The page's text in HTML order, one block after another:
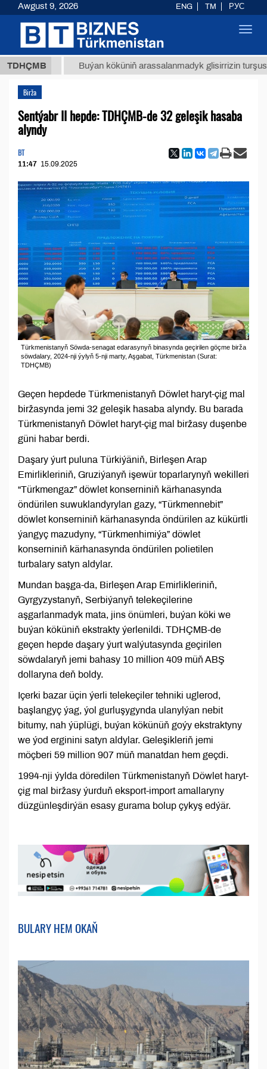
TDHÇMB Buýan köküniň arassalanmadyk glisirrizin turşusy (t.)
Birža
Sentýabr II hepde: TDHÇMB-de 32 geleşik hasaba
alyndy
BT
11:47 15.09.2025
Türkmenistanyň Söwda-senagat edarasynyň binasynda geçirilen göçme birža
söwdalary, 2024-nji ýylyň 5-nji marty, Aşgabat, Türkmenistan (Surat:
TDHÇMB)
Geçen hepdede Türkmenistanyň Döwlet haryt-çig mal
biržasynda jemi 32 geleşik hasaba alyndy. Bu barada
Türkmenistanyň Döwlet haryt-çig mal biržasy duşenbe
güni habar berdi.
Daşary ýurt puluna Türkiýäniň, Birleşen Arap
Emirlikleriniň, Gruziýanyň işewür toparlarynyň wekilleri
“Türkmengaz” döwlet konserniniň kärhanasynda
öndürilen suwuklandyrylan gazy, “Türkmennebit”
döwlet konserniniň kärhanasynda öndürilen az kükürtli
ýangyç mazudyny, “Türkmenhimiýa” döwlet
konserniniň kärhanasynda öndürilen polietilen
turbalary satyn aldylar.
Mundan başga-da, Birleşen Arap Emirlikleriniň,
Gyrgyzystanyň, Serbiýanyň telekeçilerine
aşgarlanmadyk mata, jins önümleri, buýan köki we
buýan köküniň ekstrakty ýerlenildi. TDHÇMB-de
geçen hepde daşary ýurt walýutasynda geçirilen
söwdalaryň jemi bahasy 10 million 409 müň ABŞ
dollaryna deň boldy.
Içerki bazar üçin ýerli telekeçiler tehniki uglerod,
başlangyç ýag, ýol gurluşygynda ulanylýan nebit
bitumy, nah ýüplügi, buýan kökünüň goýy ekstraktyny
we ýod erginini satyn aldylar. Geleşikleriň jemi
möçberi 59 million 907 müň manatdan hem geçdi.
1994-nji ýylda döredilen Türkmenistanyň Döwlet haryt-
çig mal biržasy ýurduň eksport-import amallaryny
düzgünleşdirýän esasy gurama bolup çykyş edýär.
BULARY HEM OKAŇ
Awgust 9, 2026 ENG TM РУС